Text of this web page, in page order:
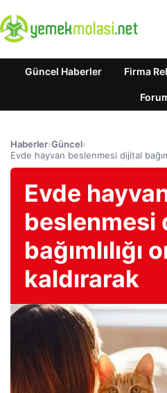
Güncel Haberler Firma
Haberler›Güncel›
Evde hayvan beslenmesi dijital
Evde
beslenmesi
bağımlılığı
kaldırarak